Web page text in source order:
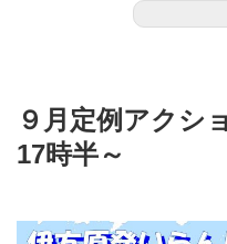
９月定例アクシ
17時半～